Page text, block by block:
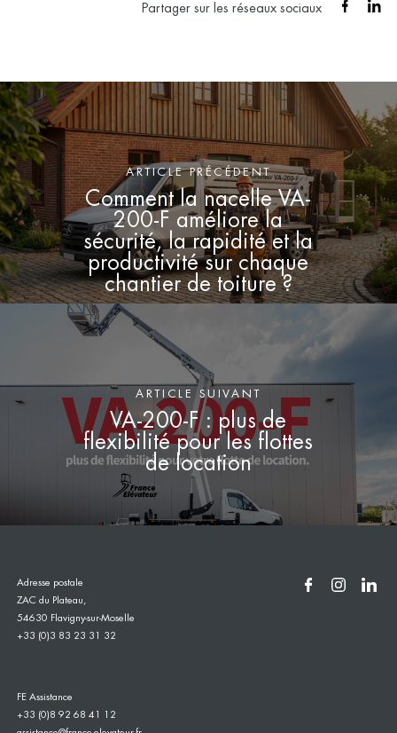
Partager sur les réseaux sociaux
ARTICLE PRÉCÉDENT
Comment la nacelle VA-
200-F améliore la
sécurité, la rapidité et la
productivité sur chaque
chantier de toiture ?
ARTICLE SUIVANT
VA-200-F : plus de
flexibilité pour les flottes
de location
Adresse postale
ZAC du Plateau,
54630 Flavigny-sur-Moselle
+33 (0)3 83 23 31 32
FE Assistance
+33 (0)8 92 68 41 12